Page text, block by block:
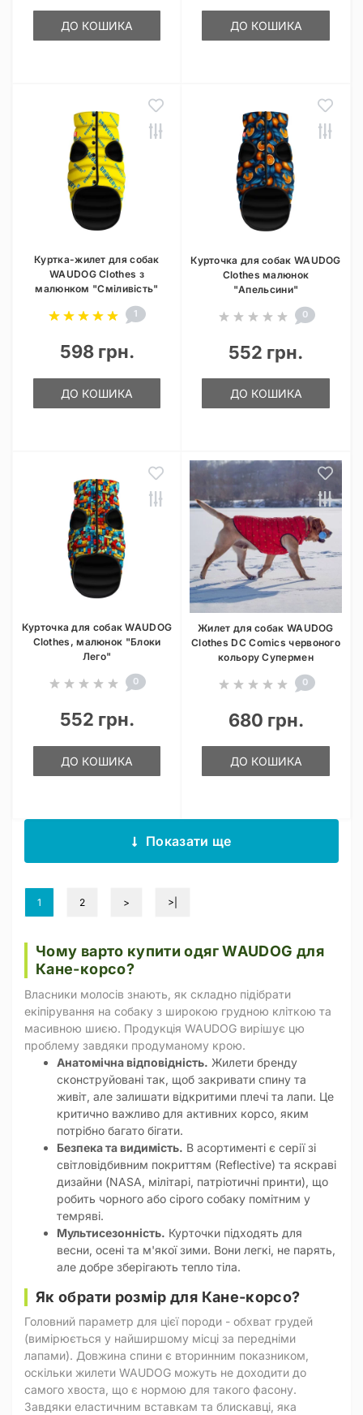
ДО КОШИКА ДО КОШИКА
Куртка-жилет для собак
WAUDOG Clothes з
малюнком "Сміливість"
1
598 грн.
ДО КОШИКА
Курточка для собак WAUDOG
Clothes малюнок
"Апельсини"
0
552 грн.
ДО КОШИКА
Курточка для собак WAUDOG
Clothes, малюнок "Блоки
Лего"
0
552 грн.
ДО КОШИКА
Жилет для собак WAUDOG
Clothes DC Comics червоного
кольору Супермен
0
680 грн.
ДО КОШИКА
Показати ще
1 2 > >|
Чому варто купити одяг WAUDOG для
Кане-корсо?
Власники молосів знають, як складно підібрати
екіпірування на собаку з широкою грудною кліткою та
масивною шиєю. Продукція WAUDOG вирішує цю
проблему завдяки продуманому крою.
Анатомічна відповідність. Жилети бренду
сконструйовані так, щоб закривати спину та
живіт, але залишати відкритими плечі та лапи. Це
критично важливо для активних корсо, яким
потрібно багато бігати.
Безпека та видимість. В асортименті є серії зі
світловідбивним покриттям (Reflective) та яскраві
дизайни (NASA, мілітарі, патріотичні принти), що
робить чорного або сірого собаку помітним у
темряві.
Мультисезонність. Курточки підходять для
весни, осені та м'якої зими. Вони легкі, не парять,
але добре зберігають тепло тіла.
Як обрати розмір для Кане-корсо?
Головний параметр для цієї породи - обхват грудей
(вимірюється у найширшому місці за передніми
лапами). Довжина спини є вторинним показником,
оскільки жилети WAUDOG можуть не доходити до
самого хвоста, що є нормою для такого фасону.
Завдяки еластичним вставкам та блискавці, яка